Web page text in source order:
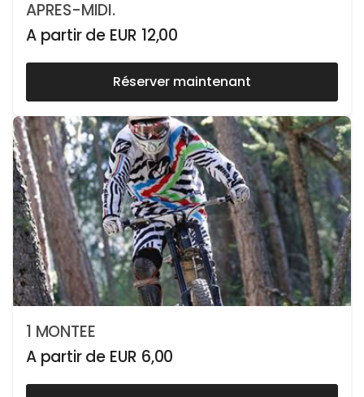
APRES-MIDI.
A partir de EUR 12,00
Réserver maintenant
1 MONTEE
A partir de EUR 6,00